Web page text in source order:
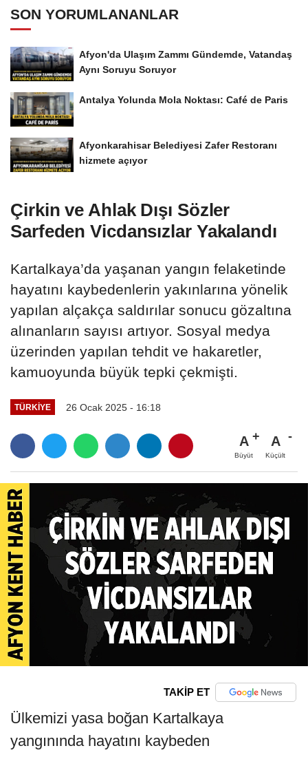
SON YORUMLANANLAR
Afyon'da Ulaşım Zammı Gündemde, Vatandaş
Aynı Soruyu Soruyor
Antalya Yolunda Mola Noktası: Café de Paris
Afyonkarahisar Belediyesi Zafer Restoranı
hizmete açıyor
Çirkin ve Ahlak Dışı Sözler
Sarfeden Vicdansızlar Yakalandı
Kartalkaya’da yaşanan yangın felaketinde
hayatını kaybedenlerin yakınlarına yönelik
yapılan alçakça saldırılar sonucu gözaltına
alınanların sayısı artıyor. Sosyal medya
üzerinden yapılan tehdit ve hakaretler,
kamuoyunda büyük tepki çekmişti.
TÜRKIYE 26 Ocak 2025 - 16:18
A
Büyüt
A
Küçült
TAKİP ET
Ülkemizi yasa boğan Kartalkaya
yangınında hayatını kaybeden